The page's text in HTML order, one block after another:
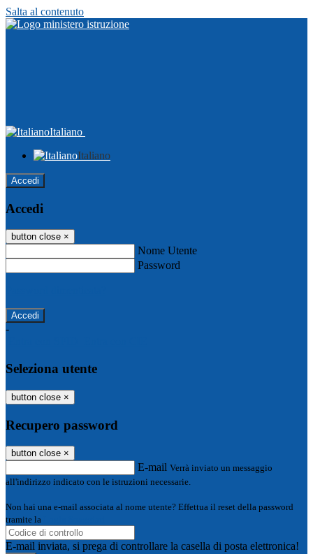
Salta al contenuto
Italiano
Italiano
Accedi
Accedi
button close ×
Nome Utente
Password
-
Seleziona utente
button close ×
Recupero password
button close ×
E-mail Verrà inviato un messaggio
all'indirizzo indicato con le istruzioni necessarie.
Non hai una e-mail associata al nome utente? Effettua il reset della password
tramite la
E-mail inviata, si prega di controllare la casella di posta elettronica!